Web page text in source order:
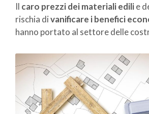
Il caro prezzi dei materiali edilie
rischia divanificare i benefici
hanno portato al settore delle